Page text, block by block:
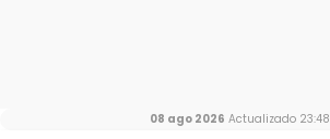
08 ago 2026 Actualizado 23:48